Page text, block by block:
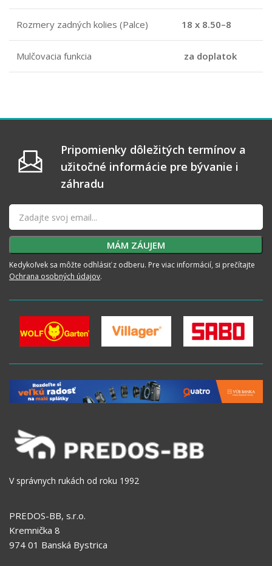
Rozmery zadných kolies (Palce) 18 x 8.50–8
Mulčovacia funkcia za doplatok
Pripomienky dôležitých termínov a
užitočné informácie pre bývanie i
záhradu
Kedykoľvek sa môžte odhlásiť z odberu. Pre viac informácií, si prečítajte
Ochrana osobných údajov.
V správnych rukách od roku 1992
PREDOS-BB, s.r.o.
Kremnička 8
974 01 Banská Bystrica